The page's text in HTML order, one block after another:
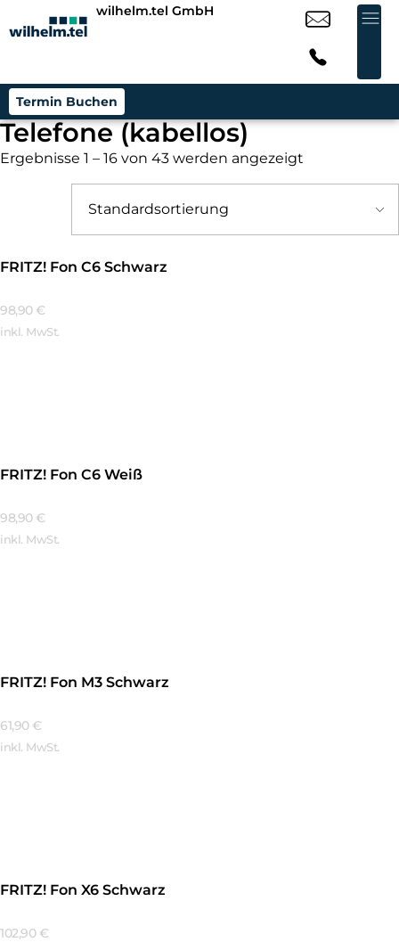
wilhelm.tel GmbH
Termin Buchen
Telefone (kabellos)
Ergebnisse 1 – 16 von 43 werden angezeigt
FRITZ! Fon C6 Schwarz
98,90 €
inkl. MwSt.
FRITZ! Fon C6 Weiß
98,90 €
inkl. MwSt.
FRITZ! Fon M3 Schwarz
61,90 €
inkl. MwSt.
FRITZ! Fon X6 Schwarz
102,90 €